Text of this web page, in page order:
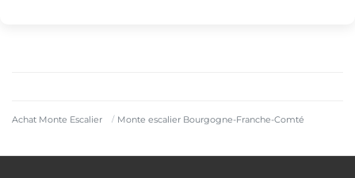
Achat Monte Escalier Monte escalier Bourgogne-Franche-Comté